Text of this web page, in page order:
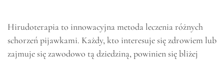
Hirudoterapia to innowacyjna metoda leczenia różnych
schorzeń pijawkami. Każdy, kto interesuje się zdrowiem lub
zajmuje się zawodowo tą dziedziną, powinien się bliżej